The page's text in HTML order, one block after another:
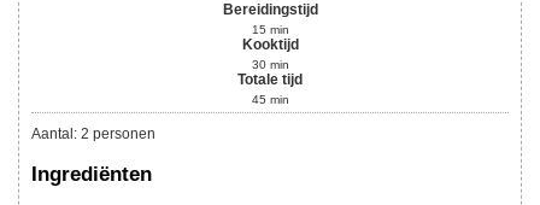
Bereidingstijd
15 min
Kooktijd
30 min
Totale tijd
45 min
Aantal : 2 personen
Ingrediënten